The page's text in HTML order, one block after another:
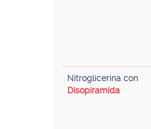
Nitroglicerina con
Disopiramida